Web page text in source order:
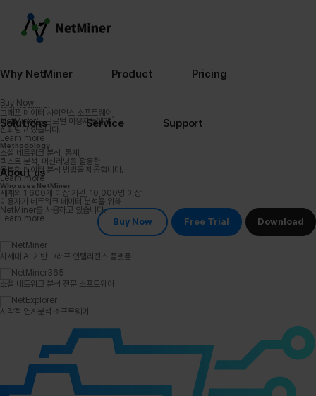
Why NetMiner Product Pricing
Solutions Service Support
About us
Buy Now Free Trial Download
Buy Now
업데이트: 텍스트 속 감정까지 읽는다 - 감성 분석
감성 분석을 통해, 텍스트 맥락을 고려하여 긍정/부정을 파악해보세요.
Learn more
NetMiner Extension 서비스 이용 가능 현황 및 업데이트 일정 알림
Why NetMiner
그래프 데이터 사이언스 소프트웨어,
NetMiner는 글로벌 이용자들에게
신뢰받고 있습니다.
Learn more
Methodology
소셜 네트워크 분석, 통계,
텍스트 분석, 머신러닝을 활용한
융복합 데이터 분석 방법을 제공합니다.
Learn more
Who uses NetMiner
세계의 1,600개 이상 기관, 10,000명 이상
이용자가 네트워크 데이터 분석을 위해
NetMiner를 사용하고 있습니다.
Learn more
차세대 AI 기반 그래프 인텔리전스 플랫폼
소셜 네트워크 분석 전문 소프트웨어
시각적 연계분석 소프트웨어